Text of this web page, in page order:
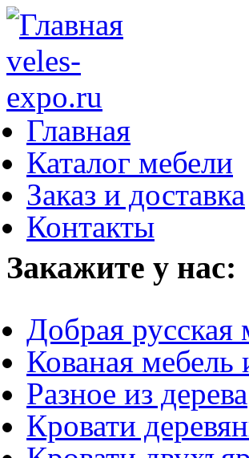
Главная
Каталог мебели
Заказ и доставка
Контакты
Закажите у нас:
Добрая русская
Кованая мебель
Разное из дерева
Кровати